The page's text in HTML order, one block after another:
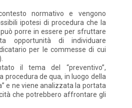
normativo e vengono
ipotesi di procedura che la
porre in essere per sfruttare
opportunità di individuare
per le commesse di cui
il tema del “preventivo”,
procedura de qua, in luogo della
e ne viene analizzata la portata
che potrebbero affrontare gli